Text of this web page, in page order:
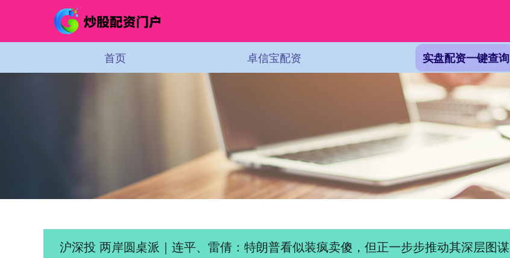
首页 卓信宝配资 实盘配资一键查询
沪深投 两岸圆桌派｜连平、雷倩：特朗普看似装疯卖傻，但正一步步推动其深层图谋